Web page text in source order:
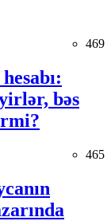
469
bəs
465